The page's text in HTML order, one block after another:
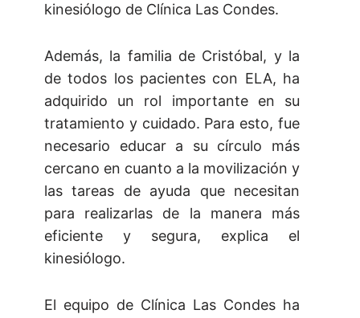
kinesiólogo de Clínica Las Condes.
Además, la familia de Cristóbal, y la
de todos los pacientes con ELA, ha
adquirido un rol importante en su
tratamiento y cuidado. Para esto, fue
necesario educar a su círculo más
cercano en cuanto a la movilización y
las tareas de ayuda que necesitan
para realizarlas de la manera más
eficiente y segura, explica el
kinesiólogo.
El equipo de Clínica Las Condes ha